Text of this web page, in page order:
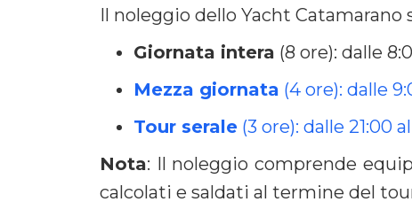
Il noleggio dello Yacht Catamarano
Giornata intera (8 ore): dalle
Mezza giornata (4 ore): dalle
Tour serale (3 ore): dalle 21:00
Nota: Il noleggio comprende
calcolati e saldati al termine del